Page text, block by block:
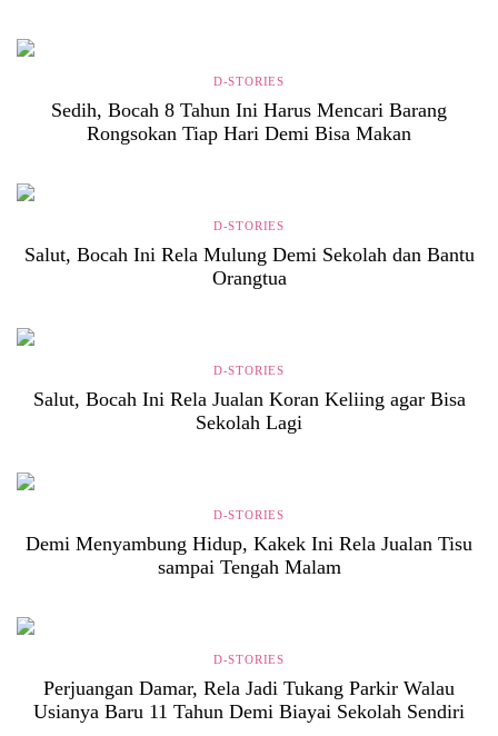
D-STORIES
Sedih, Bocah 8 Tahun Ini Harus Mencari Barang
Rongsokan Tiap Hari Demi Bisa Makan
D-STORIES
Salut, Bocah Ini Rela Mulung Demi Sekolah dan Bantu
Orangtua
D-STORIES
Salut, Bocah Ini Rela Jualan Koran Keliing agar Bisa
Sekolah Lagi
D-STORIES
Demi Menyambung Hidup, Kakek Ini Rela Jualan Tisu
sampai Tengah Malam
D-STORIES
Perjuangan Damar, Rela Jadi Tukang Parkir Walau
Usianya Baru 11 Tahun Demi Biayai Sekolah Sendiri